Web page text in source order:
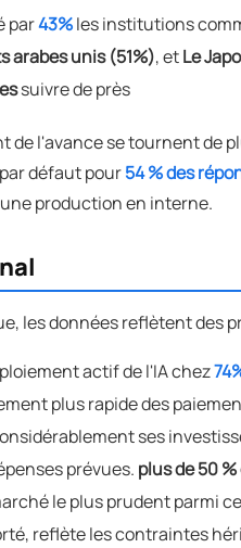
par43%les institutions
arabes unis (51%), etLe
suivre de près
de l'avance se tournent de
défaut pour54 % des
production en interne.
les données reflètent des
actif de l'IA chez
plus rapide des
ses
prévues. plus de 50
le plus prudent parmi
reflète les contraintes